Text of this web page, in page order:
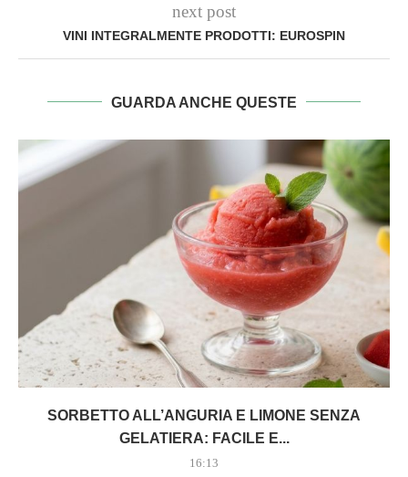
next post
VINI INTEGRALMENTE PRODOTTI: EUROSPIN
GUARDA ANCHE QUESTE
SORBETTO ALL’ANGURIA E LIMONE SENZA
GELATIERA: FACILE E...
16:13